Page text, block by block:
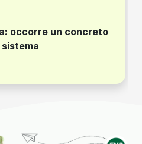
occorre un concreto